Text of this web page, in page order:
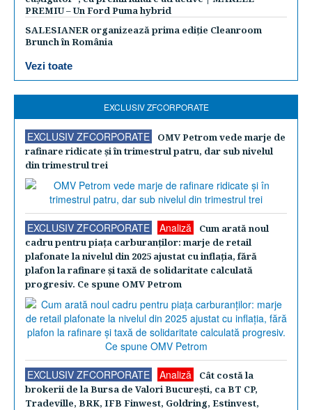
PREMIU – Un Ford Puma hybrid
SALESIANER organizează prima ediție Cleanroom
Brunch în România
Vezi toate
EXCLUSIV ZFCORPORATE
EXCLUSIV ZFCORPORATE
OMV Petrom vede marje de
rafinare ridicate şi în trimestrul patru, dar sub nivelul
din trimestrul trei
EXCLUSIV ZFCORPORATE Analiză
Cum arată noul
cadru pentru piaţa carburanţilor: marje de retail
plafonate la nivelul din 2025 ajustat cu inflaţia, fără
plafon la rafinare şi taxă de solidaritate calculată
progresiv. Ce spune OMV Petrom
EXCLUSIV ZFCORPORATE Analiză
Cât costă la
brokerii de la Bursa de Valori Bucureşti, ca BT CP,
Tradeville, BRK, IFB Finwest, Goldring, Estinvest,